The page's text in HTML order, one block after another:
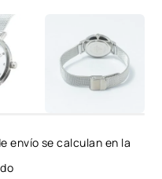
envío se calculan en la